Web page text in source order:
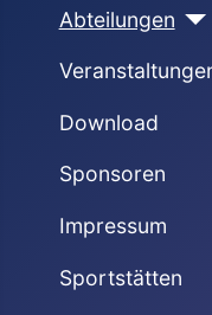
Abteilungen
Download
Sponsoren
Impressum
Sportstätten